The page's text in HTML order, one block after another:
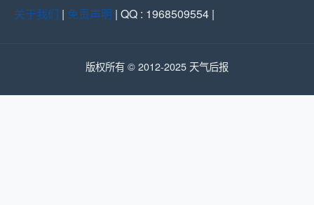
关于我们 | 免责声明 | QQ : 1968509554 |
版权所有 © 2012-2025 天气后报